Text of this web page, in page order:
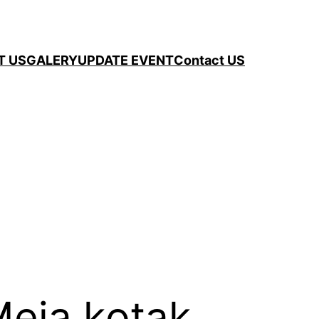
USGALERYUPDATE EVENTContact US